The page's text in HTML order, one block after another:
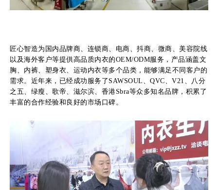
匠心智造为国内品牌商、连锁商、电商、抖商、微商、美容院线
以及海外客户等提供高品质内衣的OEM/ODM服务，产品涵盖文
胸、内裤、塑身衣、运动内衣等多个品类，能够满足不同客户的
需求。近年来，已经成功服务了SAWSOUL、QVC、V21、八分
之五、绿瘦、歌帝、滋尔滨、香港Sbra等众多知名品牌，积累了
丰富的合作经验和良好的市场口碑。